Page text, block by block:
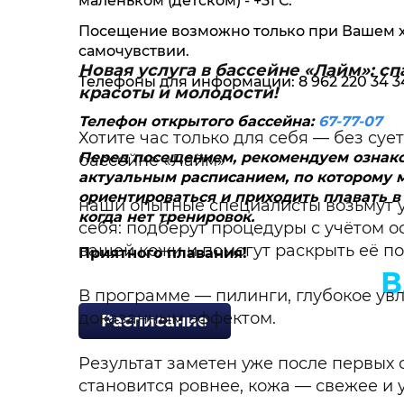
Посещение возможно только при Вашем
самочувствии.
Телефоны для информации: 8 962 220 34
Телефон открытого бассейна: 67-77-07
Перед посещением, рекомендуем
актуальным расписанием, по которому
ориентироваться и приходить плавать
когда нет тренировок.
Приятного плавания!
Расписание
Новая услуга в бассейне «Лайм»:
красоты и молодости!
Хотите час только для себя — без
бассейне «Лайм»
наши опытные специалисты возьмут
себя: подберут процедуры с учётом
вашей кожи и помогут раскрыть её
В программе — пилинги, глубокое
доказанным эффектом.
Результат заметен уже после первых
становится ровнее, кожа — свежее и